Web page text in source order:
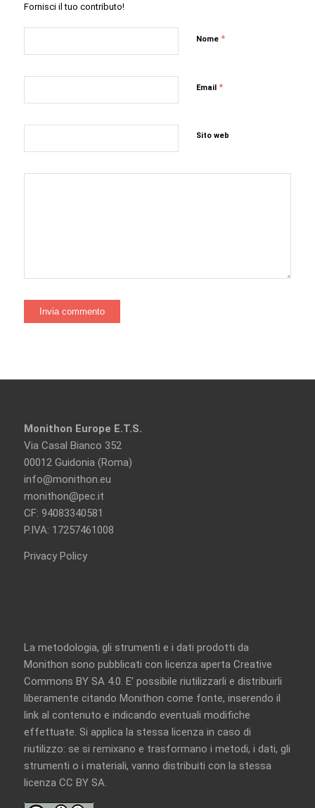
Fornisci il tuo contributo!
Nome *
Email *
Sito web
Monithon Europe E.T.S.
Via Casal Bianco 352
00012 Guidonia (Roma)
info@monithon.eu
monithon@pec.it
CF: 94083340581
P.IVA: 17257461008
Privacy Policy
La metodologia, gli strumenti e i dati prodotti da
Monithon sono pubblicati con licenza aperta Creative
Commons BY SA 4.0. E’ possibile riutilizzarli e distribuirli
liberamente citando Monithon come fonte, inserendo il
link al contenuto e indicando eventuali modifiche
effettuate. Si applica la stessa licenza in caso di
riutilizzo: se si remixano e trasformano i metodi, i dati, gli
strumenti o i materiali, vanno distribuiti con la stessa
licenza CC BY SA.